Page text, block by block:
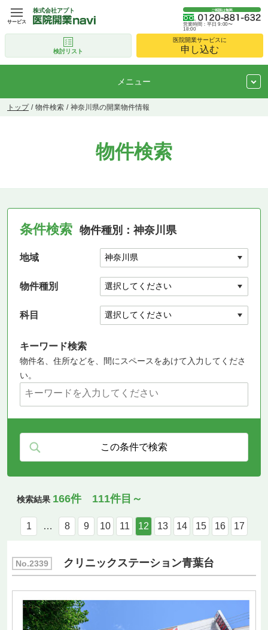
株式会社アプト ご相談は無料
営業時間：平日 9:00〜
18:00
検討リスト
医院開業サービスに
申し込む
サービス
メニュー
トップ 物件検索 神奈川県の開業物件情報
物件検索
条件検索 物件種別：神奈川県
地域
物件種別
科目
キーワード検索
物件名、住所などを、間にスペースをあけて入力してくださ
い。
検索結果 166件 111件目～
1 … 8 9 10 11 12 13 14 15 16 17
No.2339 クリニックステーション青葉台